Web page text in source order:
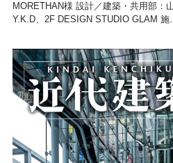
MORETHAN様 設計／建築・共用部：
Y.K.D、2F DESIGN STUDIO GLAM